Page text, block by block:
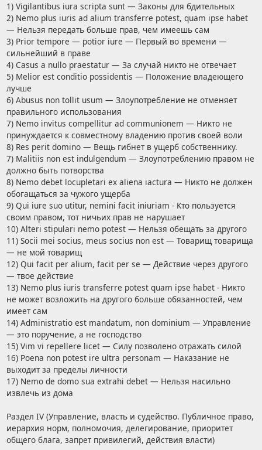
1) Vigilantibus iura scripta sunt — Законы для бдительных
2) Nemo plus iuris ad alium transferre potest, quam ipse habet
— Нельзя передать больше прав, чем имеешь сам
3) Prior tempore — potior iure — Первый во времени —
сильнейший в праве
4) Casus a nullo praestatur — За случай никто не отвечает
5) Melior est conditio possidentis — Положение владеющего
лучше
6) Abusus non tollit usum — Злоупотребление не отменяет
правильного использования
7) Nemo invitus compellitur ad communionem — Никто не
принуждается к совместному владению против своей воли
8) Res perit domino — Вещь гибнет в ущерб собственнику.
7) Malitiis non est indulgendum — Злоупотреблению правом не
должно быть потворства
8) Nemo debet locupletari ex aliena iactura — Никто не должен
обогащаться за чужого ущерба
9) Qui iure suo utitur, nemini facit iniuriam - Кто пользуется
своим правом, тот ничьих прав не нарушает
10) Alteri stipulari nemo potest — Нельзя обещать за другого
11) Socii mei socius, meus socius non est — Товарищ товарища
— не мой товарищ
12) Qui facit per alium, facit per se — Действие через другого
— твое действие
13) Nemo plus iuris transferre potest quam ipse habet - Никто
не может возложить на другого больше обязанностей, чем
имеет сам
14) Administratio est mandatum, non dominium — Управление
— это поручение, а не господство
15) Vim vi repellere licet — Силу позволено отражать силой
16) Poena non potest ire ultra personam — Наказание не
выходит за пределы личности
17) Nemo de domo sua extrahi debet — Нельзя насильно
извлечь из дома
Раздел IV (Управление, власть и судейство. Публичное право,
иерархия норм, полномочия, делегирование, приоритет
общего блага, запрет привилегий, действия власти)